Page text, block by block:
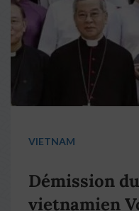
VIETNAM
Démission
vietnamien